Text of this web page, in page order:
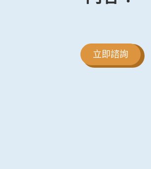
立即諮詢